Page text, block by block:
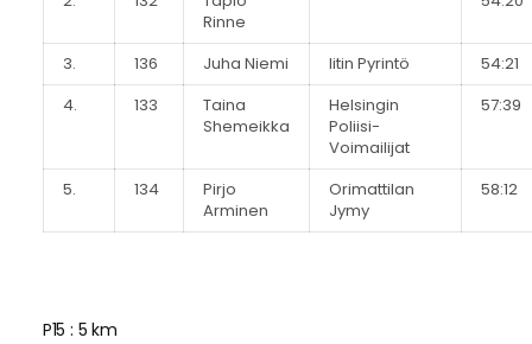
Rinne
3. 136 Juha Niemi Iitin Pyrintö
54:21
4.
133
Taina
Shemeikka
Helsingin
Poliisi-
Voimailijat
57:39
5. 134
Pirjo
Arminen
Orimattilan
Jymy
58:12
P15 : 5 km